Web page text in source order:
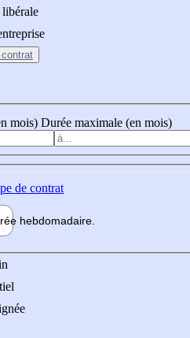
libérale
mois) Durée maximale (en mois)
de contrat
hebdomadaire